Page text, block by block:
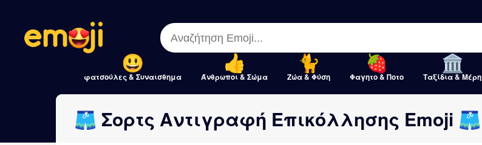
φατσούλες & Συναισθημα Άνθρωποι & Σώμα Ζώα & Φύση Φαγητο & Ποτο Ταξίδια & Μέρη
Close
Close
🩳 Σορτς Αντιγραφή Επικόλλησης Emoji 🩳